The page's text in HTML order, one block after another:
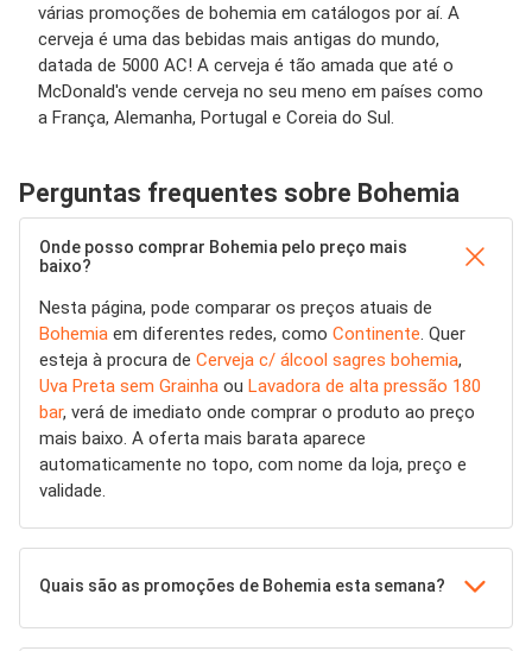
várias promoções de bohemia em catálogos por aí. A
cerveja é uma das bebidas mais antigas do mundo,
datada de 5000 AC! A cerveja é tão amada que até o
McDonald's vende cerveja no seu meno em países como
a França, Alemanha, Portugal e Coreia do Sul.
Perguntas frequentes sobre Bohemia
Onde posso comprar Bohemia pelo preço mais
baixo?
Nesta página, pode comparar os preços atuais de
Bohemia em diferentes redes, como Continente. Quer
esteja à procura de Cerveja c/ álcool sagres bohemia,
Uva Preta sem Grainha ou Lavadora de alta pressão 180
bar, verá de imediato onde comprar o produto ao preço
mais baixo. A oferta mais barata aparece
automaticamente no topo, com nome da loja, preço e
validade.
Quais são as promoções de Bohemia esta semana?